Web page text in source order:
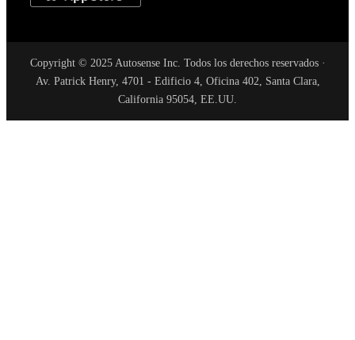
Copyright © 2025 Autosense Inc. Todos los derechos reservados ·
Av. Patrick Henry, 4701 - Edificio 4, Oficina 402, Santa Clara,
California 95054, EE.UU.